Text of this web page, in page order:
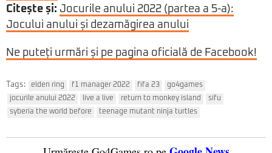
Citește și: Jocurile anului 2022 (partea a 5-a):
Jocului anului și dezamăgirea anului
Ne puteți urmări și pe pagina oficială de Facebook!
Tags: elden ring f1 manager 2022 fifa 23
go4games
jocurile anului 2022
live a live return to monkey island
sifu
syberia the world before
teenage mutant ninja turtles